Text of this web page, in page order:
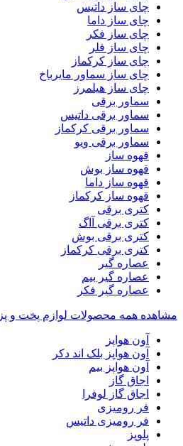
چای ساز داتیس
چای ساز داما
چای ساز فکر
چای ساز فلر
چای ساز کرکماز
چای ساز سماور مایرباخ
چای ساز هیلمرز
سماور برقی
سماور برقی داتیس
سماور برقی کرکماز
سماور برقی ویو
قهوه ساز
قهوه ساز بوش
قهوه ساز داما
قهوه ساز کرکماز
کتری برقی
کتری برقی آاگ
کتری برقی بوش
کتری برقی کرکماز
عصاره گیر
عصاره گیر بیم
عصاره گیر فکر
مشاهده همه محصولات لوازم پخت و پز
آون هواپز
آون هواپز بلک اند دکر
آون هواپز بیم
اجاق گاز
اجاق گاز لوفرا
فر رومیزی
فر رومیزی داتیس
پلوپز